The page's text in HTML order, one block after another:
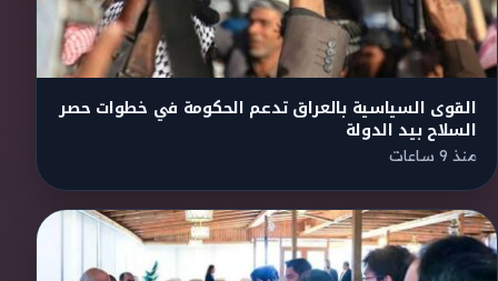
القوى السياسية بالعراق تدعم الحكومة في خطوات حصر
السلاح بيد الدولة
منذ 9 ساعات